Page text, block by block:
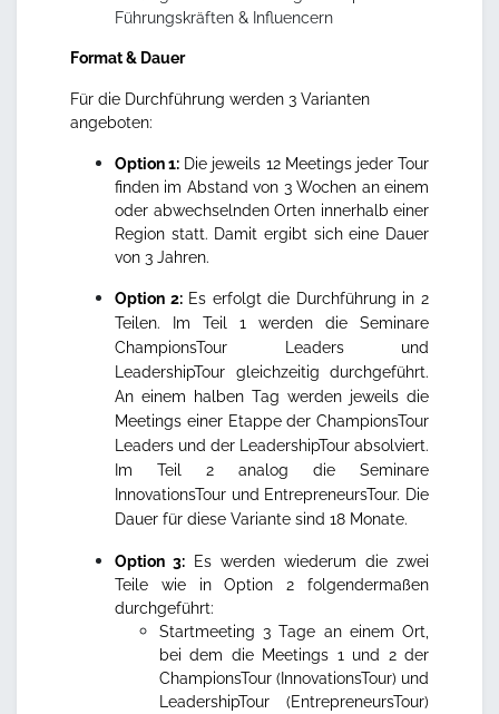
Führungskräften & Influencern
Format & Dauer
Für die Durchführung werden 3 Varianten
angeboten:
Option 1: Die jeweils 12 Meetings jeder Tour
finden im Abstand von 3 Wochen an einem
oder abwechselnden Orten innerhalb einer
Region statt. Damit ergibt sich eine Dauer
von 3 Jahren.
Option 2: Es erfolgt die Durchführung in 2
Teilen. Im Teil 1 werden die Seminare
ChampionsTour Leaders und
LeadershipTour gleichzeitig durchgeführt.
An einem halben Tag werden jeweils die
Meetings einer Etappe der ChampionsTour
Leaders und der LeadershipTour absolviert.
Im Teil 2 analog die Seminare
InnovationsTour und EntrepreneursTour. Die
Dauer für diese Variante sind 18 Monate.
Option 3: Es werden wiederum die zwei
Teile wie in Option 2 folgendermaßen
durchgeführt:
Startmeeting 3 Tage an einem Ort,
bei dem die Meetings 1 und 2 der
ChampionsTour (InnovationsTour) und
LeadershipTour (EntrepreneursTour)